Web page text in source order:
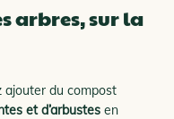
arbres, sur la
ajouter du compost
et d’arbustes en